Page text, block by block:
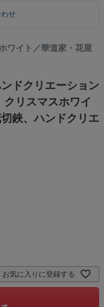
せ
ワイト／華道家・花屋
ドクリエーション
リスマスホワイ
鋏、ハンドクリエ
お気に入りに登録する